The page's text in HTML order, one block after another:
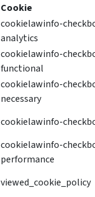
Cookie
cookielawinfo-
analytics
cookielawinfo-
functional
cookielawinfo-
necessary
cookielawinfo-
cookielawinfo-
performance
viewed_cookie_policy